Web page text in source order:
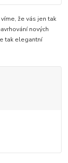
že vás jen tak
nových
tak elegantní